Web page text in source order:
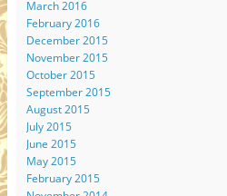
March 2016
February 2016
December 2015
November 2015
October 2015
September 2015
August 2015
July 2015
June 2015
May 2015
February 2015